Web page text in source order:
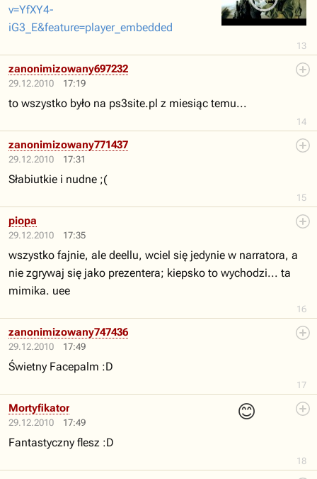
13
v=YfXY4-
iG3_E&feature=player_embedded
29.12.2010 17:19
14
zanonimizowany697232
to wszystko było na ps3site.pl z miesiąc temu...
29.12.2010 17:31
15
zanonimizowany771437
Słabiutkie i nudne ;(
29.12.2010 17:35
16
piopa
wszystko fajnie, ale deellu, wciel się jedynie w narratora, a
nie zgrywaj się jako prezentera; kiepsko to wychodzi... ta
mimika. uee
29.12.2010 17:49
17
zanonimizowany747436
Świetny Facepalm :D
29.12.2010 17:49
😊
18
Mortyfikator
Fantastyczny flesz :D